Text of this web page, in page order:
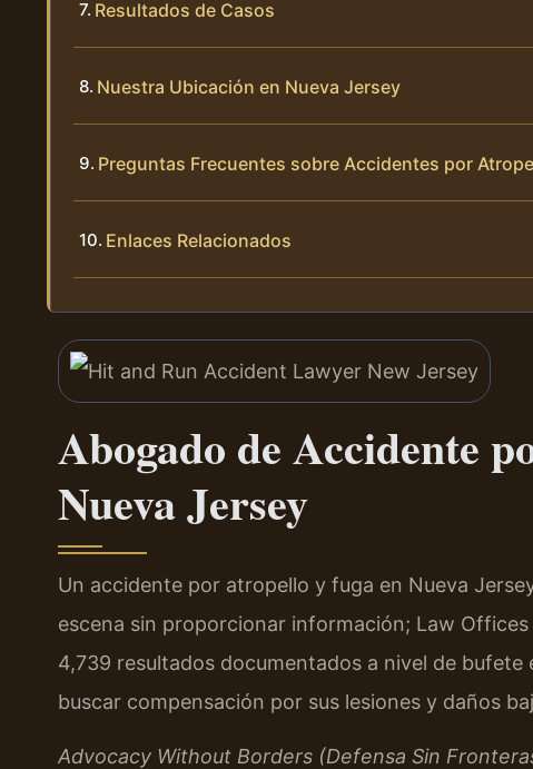
Resultados de Casos
Nuestra Ubicación en Nueva Jersey
Preguntas Frecuentes sobre Accidentes por
Enlaces Relacionados
Abogado de Accidente
Nueva Jersey
Un accidente por atropello y fuga en Nueva
escena sin proporcionar información; Law
4,739 resultados documentados a nivel de bufete
buscar compensación por sus lesiones y daños
Advocacy Without Borders (Defensa Sin